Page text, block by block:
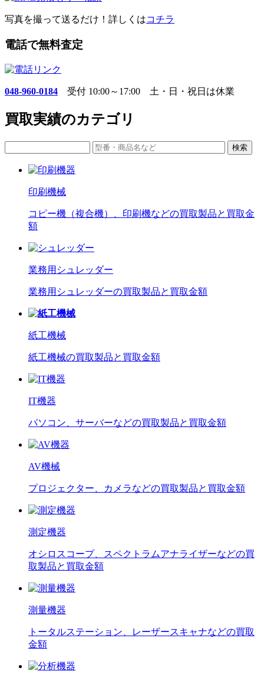
写真を撮って送るだけ！詳しくはコチラ
電話で無料査定
048-960-0184 受付 10:00～17:00 土・日・祝日は休業
買取実績のカテゴリ
検索
印刷機械
コピー機（複合機）、印刷機などの買取製品と買取金
額
業務用シュレッダー
業務用シュレッダーの買取製品と買取金額
紙工機械
紙工機械の買取製品と買取金額
IT機器
パソコン、サーバーなどの買取製品と買取金額
AV機械
プロジェクター、カメラなどの買取製品と買取金額
測定機器
オシロスコープ、スペクトラムアナライザーなどの買
取製品と買取金額
測量機器
トータルステーション、レーザースキャナなどの買取
金額